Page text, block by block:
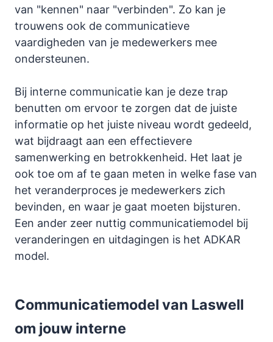
van "kennen" naar "verbinden". Zo kan je
trouwens ook de communicatieve
vaardigheden van je medewerkers mee
ondersteunen.
Bij interne communicatie kan je deze trap
benutten om ervoor te zorgen dat de juiste
informatie op het juiste niveau wordt gedeeld,
wat bijdraagt aan een effectievere
samenwerking en betrokkenheid. Het laat je
ook toe om af te gaan meten in welke fase van
het veranderproces je medewerkers zich
bevinden, en waar je gaat moeten bijsturen.
Een ander zeer nuttig communicatiemodel bij
veranderingen en uitdagingen is het ADKAR
model.
Communicatiemodel van Laswell
om jouw interne